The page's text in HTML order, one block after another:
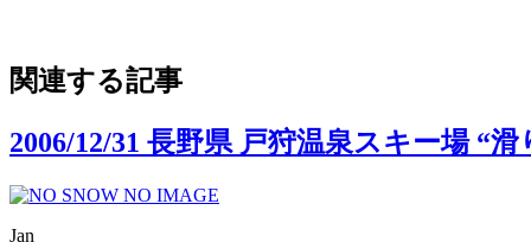
関連する記事
2006/12/31 長野県 戸狩温泉スキー場 “滑
Jan